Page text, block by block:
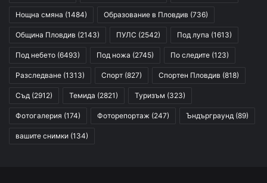
Нощна смяна (1484) Образование в Пловдив (736)
Община Пловдив (2143) ПУЛС (2542) Под лупа (1613)
Под небето (6493) Под ножа (2745) По следите (123)
Разследване (1313) Спорт (827) Спортен Пловдив (818)
Съд (2912) Темида (2821) Туризъм (323)
Фотогалерия (174) Фоторепортаж (247) Ъндърграунд (89)
вашите снимки (134)